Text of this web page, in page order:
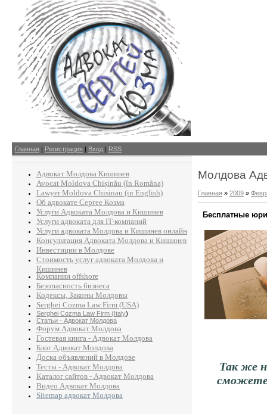
Главная | Регистрация | Вход | RSS
Адвокат Молдова Кишинев
Avocat Moldova Chișinău (în Româna)
Lawyer Moldova Chisinau (in English)
Об адвокате Сергее Козма
Услуги Адвоката Молдова и Кишинев
Услуги адвоката для IT-компаний
Услуги адвоката Молдова и Кишинев онлайн
Консультация Адвоката Молдова и Кишинев
Инвестиции в Молдове
Стоимость услуг адвоката Молдова и
Кишинев
Компании offshore
Безопасность бизнеса
Кодексы, Законы Молдовы
Serghei Cozma Law Firm (USA)
Serghei Cozma Law Firm (Italy)
Статьи - Адвокат Молдова
Форум Адвокат Молдова
Гостевая книга - Адвокат Молдова
Блог Адвокат Молдова
Доска объявлений в Молдове
Тесты - Адвокат Молдова
Каталог сайтов - Адвокат Молдова
Видео Адвокат Молдова
Sitemap адвокат Молдова
Молдова
Главная » 2009 »
Бесплатные
Так же
сможете